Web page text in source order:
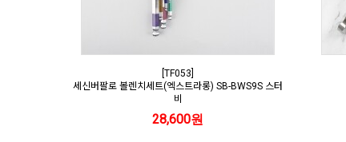
[TF053]
세신버팔로 볼렌치세트(엑스트라롱) SB-BWS9S 스터
비
28,600원